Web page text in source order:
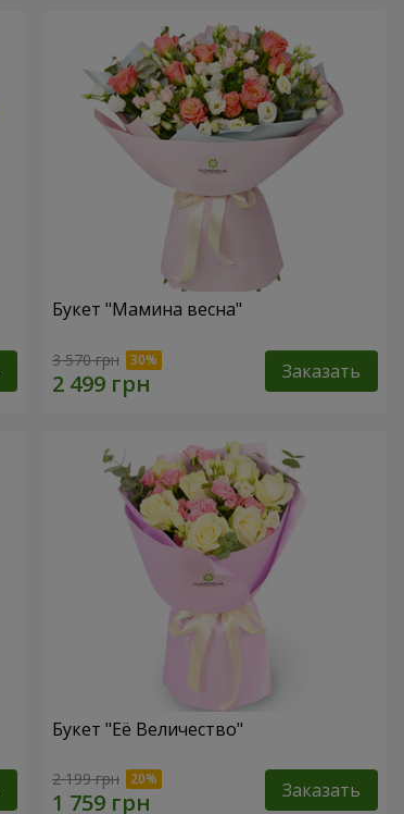
Букет "Мамина весна"
3 570 грн Заказать
Букет "Её Величество"
2 199 грн Заказать